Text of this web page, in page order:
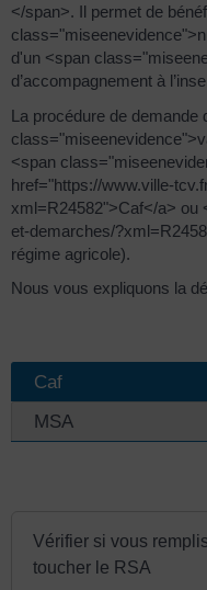
</span>. Il permet de
d'un <span
d’accompagnement à
La procédure de demande
<span
href="https://www.ville-
xml=R24582">Caf</a> ou
et-demarches/
régime agricole).
Nous vous expliquons la
Caf
MSA
Vérifier si vous
toucher le RSA